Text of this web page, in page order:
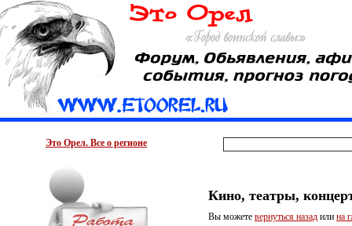
Это Орел. Все о регионе
Кино, театры,
Вы можете вернуться назад или на